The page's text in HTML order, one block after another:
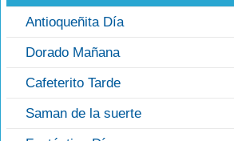
Antioqueñita Día
Dorado Mañana
Cafeterito Tarde
Saman de la suerte